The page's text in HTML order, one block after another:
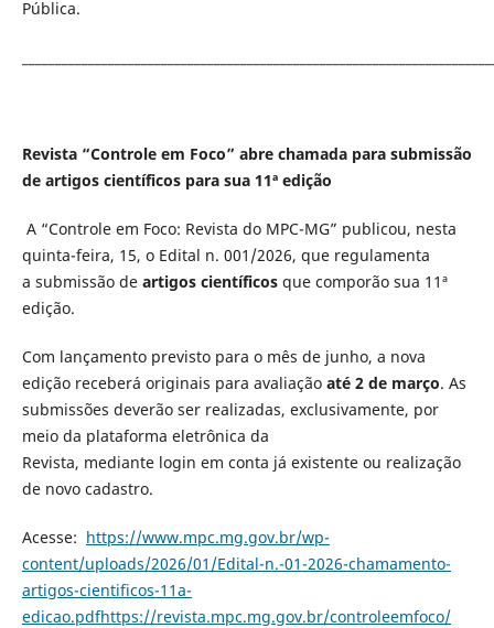
Pública.
Revista “Controle em Foco” abre chamada para submissão
de artigos científicos para sua 11ª edição
A “Controle em Foco: Revista do MPC-MG” publicou, nesta
quinta-feira, 15, o Edital n. 001/2026, que regulamenta
a submissão de artigos científicosque comporão sua 11ª
edição.
Com lançamento previsto para o mês de junho, a nova
edição receberá originais para avaliação até 2 de março. As
submissões deverão ser realizadas, exclusivamente, por
meio da plataforma eletrônica da
Revista, mediante login em conta já existente ou realização
de novo cadastro.
Acesse: https://www.mpc.mg.gov.br/wp-
content/uploads/2026/01/Edital-n.-01-2026-chamamento-
artigos-cientificos-11a-
edicao.pdfhttps://revista.mpc.mg.gov.br/controleemfoco/